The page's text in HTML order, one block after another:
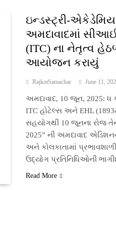
ઇન્ડસ્ટ્રી-
અમદાવાદમાં
(ITC) ના નેતૃત્વ
આયોજન કરાયું
RajkotSamachar June 11,
અમદાવાદ, 10 જૂન, 2025:
ITC હોટેલ્સ અને EHL
સહયોગથી 10 જૂનના રોજ
2025” ની અમદાવાદ
અને કોલકાતામાં
ઉદ્યોગ પ્રતિનિધિઓની
Read More